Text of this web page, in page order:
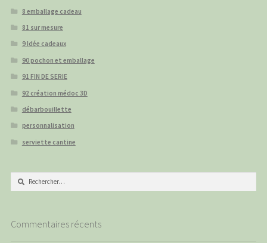
8 emballage cadeau
81 sur mesure
9 Idée cadeaux
90 pochon et emballage
91 FIN DE SERIE
92 création médoc 3D
débarbouillette
personnalisation
serviette cantine
Rechercher :
Commentaires récents